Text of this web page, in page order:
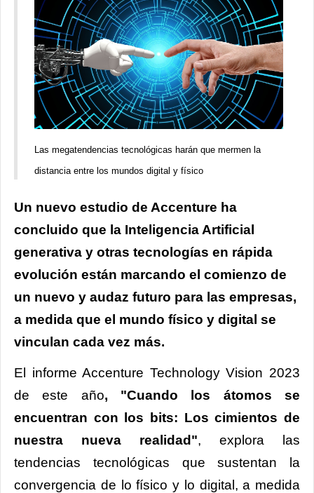
Las megatendencias tecnológicas harán que mermen la
distancia entre los mundos digital y físico
Un nuevo estudio de Accenture ha
concluido que la Inteligencia Artificial
generativa y otras tecnologías en rápida
evolución están marcando el comienzo de
un nuevo y audaz futuro para las empresas,
a medida que el mundo físico y digital se
vinculan cada vez más.
El informe Accenture Technology Vision 2023
de este año, "Cuando los átomos se
encuentran con los bits: Los cimientos de
nuestra nueva realidad", explora las
tendencias tecnológicas que sustentan la
convergencia de lo físico y lo digital, a medida